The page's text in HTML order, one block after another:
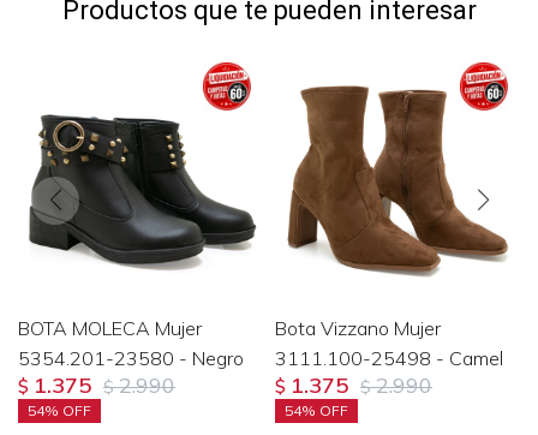
Productos que te pueden interesar
BOTA MOLECA Mujer
5354.201-23580 - Negro
$ 1.375 $ 2.990
54
Bota Vizzano Mujer
3111.100-25498 - Camel
$ 1.375 $ 2.990
54